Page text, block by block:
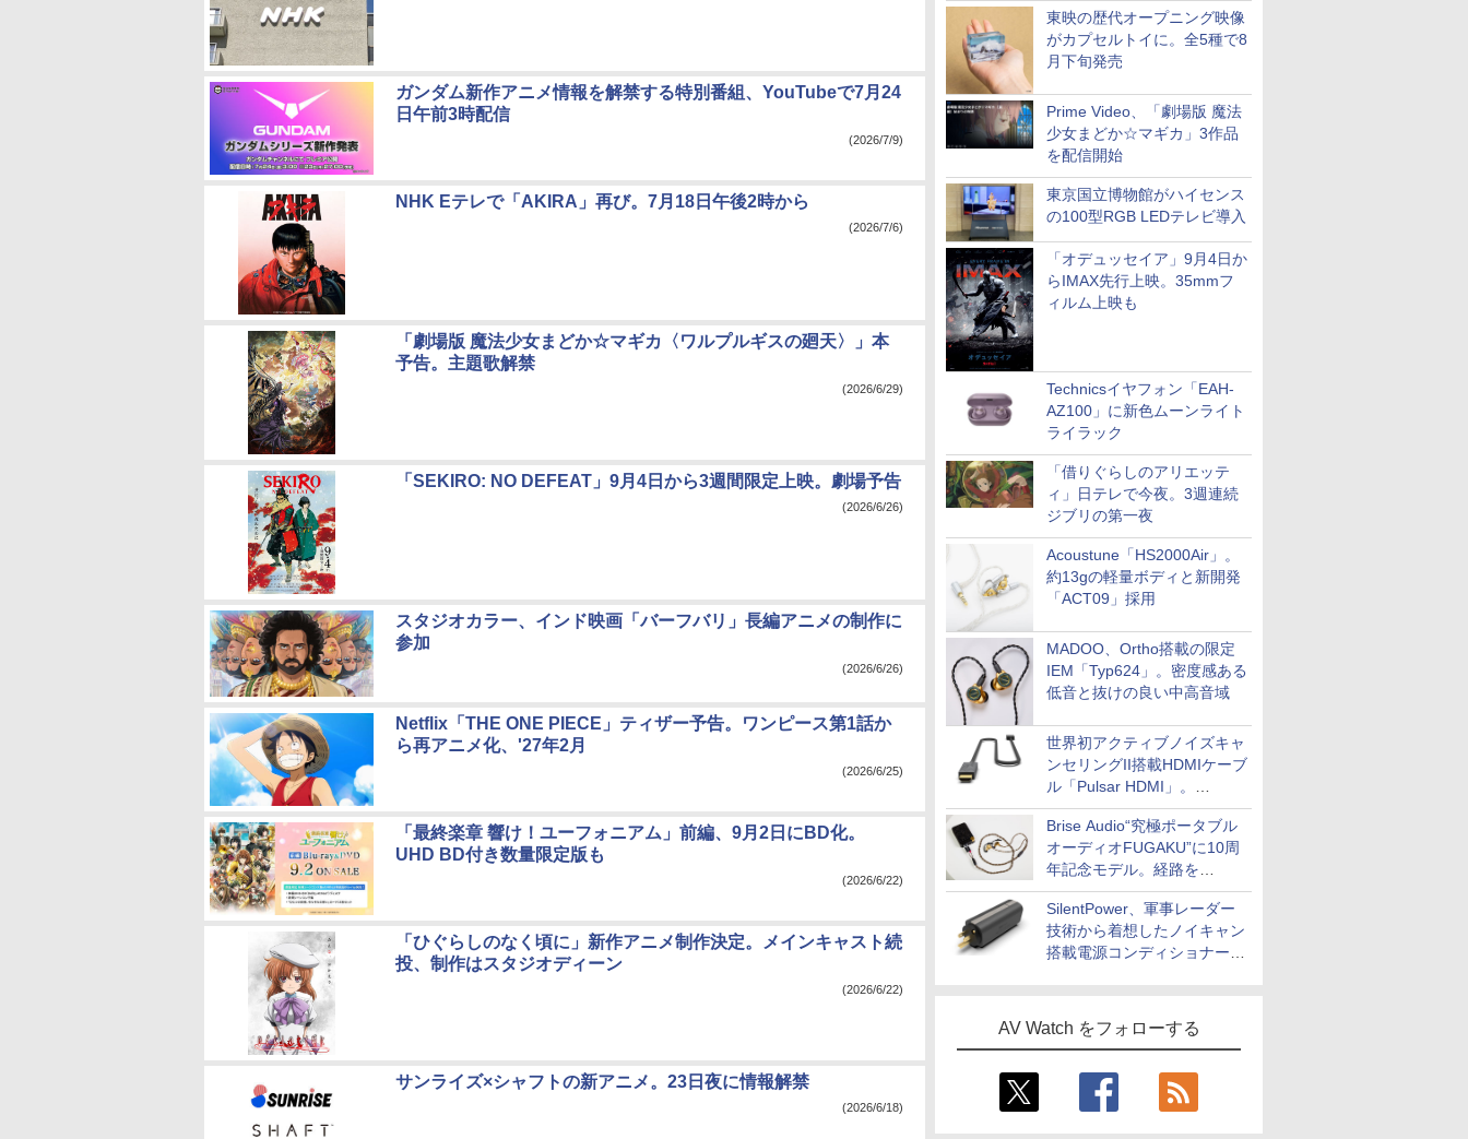
東映の歴代オープニング映像
がカプセルトイに。全5種で8
月下旬発売
Prime Video、「劇場版 魔法
少女まどか☆マギカ」3作品
を配信開始
東京国立博物館がハイセンス
の100型RGB LEDテレビ導入
「オデュッセイア」9月4日か
らIMAX先行上映。35mmフ
ィルム上映も
Technicsイヤフォン「EAH-
AZ100」に新色ムーンライト
ライラック
「借りぐらしのアリエッテ
ィ」日テレで今夜。3週連続
ジブリの第一夜
Acoustune「HS2000Air」。
約13gの軽量ボディと新開発
「ACT09」採用
MADOO、Ortho搭載の限定
IEM「Typ624」。密度感ある
低音と抜けの良い中高音域
世界初アクティブノイズキャ
ンセリングII搭載HDMIケーブ
ル「Pulsar HDMI」。
SilentPowerから
Brise Audio“究極ポータブル
オーディオFUGAKU”に10周
年記念モデル。経路を
NISHIKIで統一。400万円
SilentPower、軍事レーダー
技術から着想したノイキャン
搭載電源コンディショナー
AV Watch をフォローする
ガンダム新作アニメ情報を解禁する特別番組、YouTubeで7月24
日午前3時配信
(2026/7/9)
NHK Eテレで「AKIRA」再び。7月18日午後2時から
(2026/7/6)
「劇場版 魔法少女まどか☆マギカ〈ワルプルギスの廻天〉」本
予告。主題歌解禁
(2026/6/29)
「SEKIRO: NO DEFEAT」9月4日から3週間限定上映。劇場予告
(2026/6/26)
スタジオカラー、インド映画「バーフバリ」長編アニメの制作に
参加
(2026/6/26)
Netflix「THE ONE PIECE」ティザー予告。ワンピース第1話か
ら再アニメ化、'27年2月
(2026/6/25)
「最終楽章 響け！ユーフォニアム」前編、9月2日にBD化。
UHD BD付き数量限定版も
(2026/6/22)
「ひぐらしのなく頃に」新作アニメ制作決定。メインキャスト続
投、制作はスタジオディーン
(2026/6/22)
サンライズ×シャフトの新アニメ。23日夜に情報解禁
(2026/6/18)